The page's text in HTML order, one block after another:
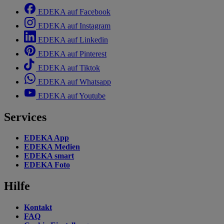
EDEKA auf Facebook
EDEKA auf Instagram
EDEKA auf Linkedin
EDEKA auf Pinterest
EDEKA auf Tiktok
EDEKA auf Whatsapp
EDEKA auf Youtube
Services
EDEKA App
EDEKA Medien
EDEKA smart
EDEKA Foto
Hilfe
Kontakt
FAQ